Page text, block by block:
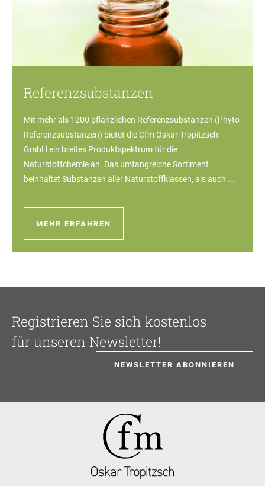
Referenzsubstanzen
Mit mehr als 1200 pflanzlichen Referenzsubstanzen (Phyto
Referenzsubstanzen) bietet die Cfm Oskar Tropitzsch
GmbH ein breites Produktspektrum für die
Naturstoffchemie an. Das umfangreiche Sortiment
beinhaltet Substanzen aller Naturstoffklassen, als auch ...
MEHR ERFAHREN
Registrieren Sie sich kostenlos
für unseren Newsletter!
NEWSLETTER ABONNIEREN